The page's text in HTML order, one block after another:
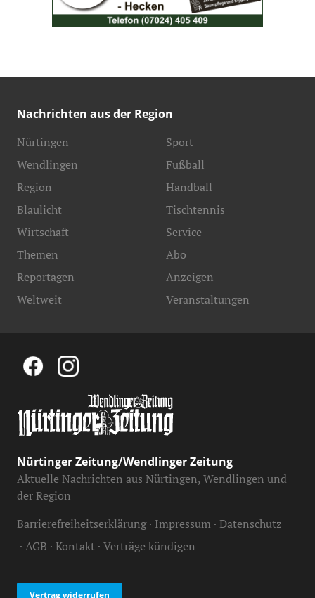
Nachrichten aus der Region
Nürtingen
Wendlingen
Region
Blaulicht
Sport
Fußball
Handball
Tischtennis
Wirtschaft
Themen
Reportagen
Weltweit
Service
Abo
Anzeigen
Veranstaltungen
Nürtinger Zeitung/Wendlinger Zeitung
Aktuelle Nachrichten aus Nürtingen, Wendlingen und
der Region
Barrierefreiheitserklärung Impressum Datenschutz
AGB Kontakt Verträge kündigen
Vertrag widerrufen